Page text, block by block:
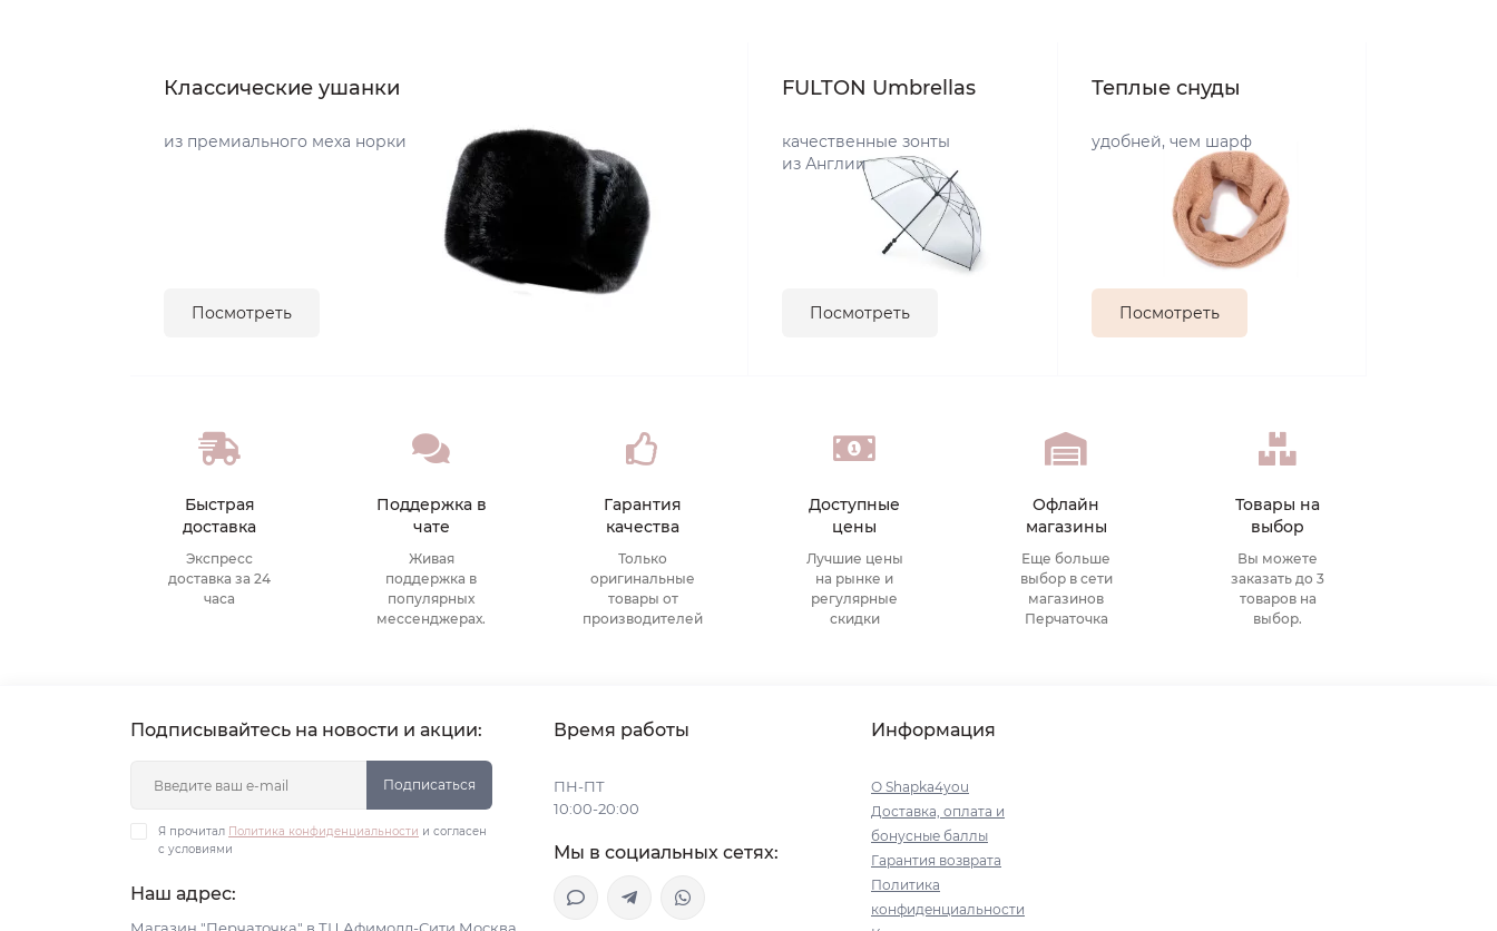
Классические ушанки
из премиального меха норки
Посмотреть
FULTON Umbrellas
качественные зонты
из Англии
Посмотреть
Теплые снуды
удобней, чем шарф
Посмотреть
Быстрая
доставка
Экспресс
доставка за 24
часа
Поддержка в
чате
Живая
поддержка в
популярных
мессенджерах.
Гарантия
качества
Только
оригинальные
товары от
производителей
Доступные
цены
Лучшие цены
на рынке и
регулярные
скидки
Офлайн
магазины
Еще больше
выбор в сети
магазинов
Перчаточка
Товары на
выбор
Вы можете
заказать до 3
товаров на
выбор.
Подписывайтесь на новости и акции:
Подписаться
Я прочитал Политика конфиденциальности и согласен
с условиями
Наш адрес:
Время работы
ПН-ПТ
10:00-20:00
Мы в социальных сетях:
Информация
О Shapka4you
Доставка, оплата и
бонусные баллы
Гарантия возврата
Политика
конфиденциальности